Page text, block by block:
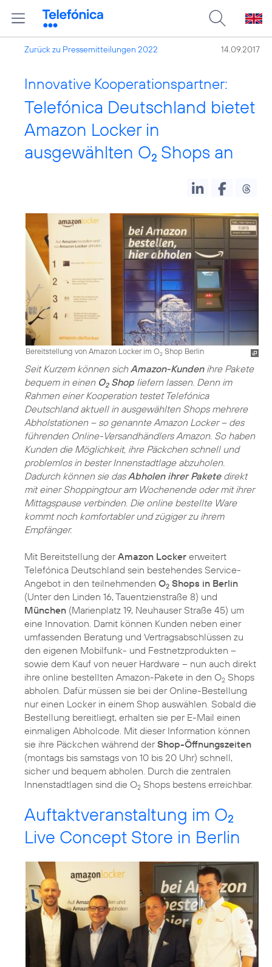
Zurück zu Pressemitteilungen 2022 14.09.2017
Innovative Kooperationspartner:
Telefónica Deutschland bietet
Amazon Locker in
ausgewählten O2 Shops an
Bereitstellung von Amazon Locker im O2 Shop Berlin
Seit Kurzem können sichAmazon-Kundenihre Pakete
bequem in einen O2Shop liefern lassen. Denn im
Rahmen einer Kooperation testet Telefónica
Deutschland aktuell in ausgewählten Shops mehrere
Abholstationen – so genannte Amazon Locker – des
führenden Online-Versandhändlers Amazon. So haben
Kunden die Möglichkeit, ihre Päckchen schnell und
problemlos in bester Innenstadtlage abzuholen.
Dadurch können sie dasAbholen ihrer Paketedirekt
mit einer Shoppingtour am Wochenende oder mit ihrer
Mittagspause verbinden. Die online bestellte Ware
kommt noch komfortabler und zügiger zu ihrem
Empfänger.
Mit Bereitstellung derAmazon Locker erweitert
Telefónica Deutschland sein bestehendes Service-
Angebot in den teilnehmenden O2 Shops in Berlin
(Unter den Linden 16, Tauentzienstraße 8) und
München (Marienplatz 19, Neuhauser Straße 45) um
eine Innovation. Damit können Kunden neben einer
umfassenden Beratung und Vertragsabschlüssen zu
den eigenen Mobilfunk- und Festnetzprodukten –
sowie dem Kauf von neuer Hardware – nun auch direkt
ihre online bestellten Amazon-Pakete in den O2 Shops
abholen. Dafür müssen sie bei der Online-Bestellung
nur einen Locker in einem Shop auswählen. Sobald die
Bestellung bereitliegt, erhalten sie per E-Mail einen
einmaligen Abholcode. Mit dieser Information können
sie ihre Päckchen während derShop-Öffnungszeiten
(montags bis samstags von 10 bis 20 Uhr) schnell,
sicher und bequem abholen. Durch die zentralen
Innenstadtlagen sind die O2 Shops bestens erreichbar.
Auftaktveranstaltung im O2
Live Concept Store in Berlin